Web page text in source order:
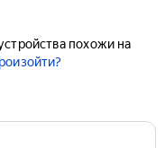
похожи на